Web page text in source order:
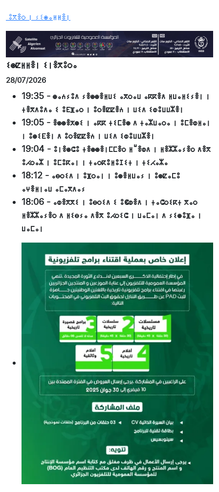
ⵓⴳⴻⵔ ⵏ ⵢⵉⵙⴰⵍⵍⴻⵏ
ⵉⵙⵇⵍⵍⴻⵏ ⵉⵏⴻⴳⵓⵔⴰ
28/07/2026
19:35 - ⵙⴰⵄⵢⵓⴷ ⵢⴻⵙⵙⴻⵍⵡⵉ ⴰⴳⵔⴰⵡ ⴰⴽⴽⴻⴷ ⵍⵡⴰⵍⵉⵢⴻⵏ ⵏ
ⵜⴻⴳⴷⵓⴷⴰ ⵉ ⵓⴹⴼⴰⵔ ⵏ ⵓⵔⴻⵇⵇⴻⵄ ⵏ ⵡⵉⴷ ⵉⵀⵓⵡⵡⵣⴻⵏ
19:05 - ⴻⵙⵙⴻⵅⵙⵉ ⵏ ⴰⴽⴽ ⵜⵉⵎⴻⵙ ⴷ ⵜⴰⵣⵡⴰⵔⴰ ⵏ ⵓⵎⴻⵀⵍⴰⵏ
ⵏ ⵓⵙⵉⴹⴻⵏ ⴷ ⵓⵔⴻⵇⵇⴻⵄ ⵏ ⵡⵉⴷ ⵉⵀⵓⵡⵡⵣⴻⵏ
19:04 - ⵓⵏⴻⵙⵛⵓ ⵜⴻⵙⵙⴻⵏⵎⵎⴻⵔ ⵍⵯⴻⵀⴷ ⵏ ⵍⴻⵣⵣⴰⵢⴻⵔ ⴷⴻⴳ
ⵓⵃⵔⴰⵣ ⵏ ⵓⵎⵓⴽⴰⵏ ⵏ ⵜⴰⵔⴽⵓⵍⵓⵊⵉⵜ ⵏ ⵜⵉⵃⴰⵣⴰ
18:12 - ⴰⴱⵔⵉⴷ ⵏ ⵓⴼⵔⴰⵏ ⵏ ⵓⵙⴻⵍⵡⴰⵢ ⵏ ⵓⵙⵇⴰⵎⵓ
ⴰⵖⴻⵍⵏⴰⵡ ⴰⵎⴰⴳⴷⴰⵢ
18:06 - ⴰⵀⴻⴳⴳⵉ ⵏ ⵓⴱⵔⵉⴷ ⵉ ⵓⵞⵀⴻⴷ ⵏ ⵜⴰⵛⵔⵉⴽⵜ ⴳⴰⵔ
ⵍⴻⵣⵣⴰⵢⴻⵔ ⴷ ⵍⵉⴱⵢⴰ ⴷⴻⴳ ⵓⵃⵔⵉⵛ ⵏ ⵡⴰⵎⴰⵏ ⴷ ⵢⵉⵙⵓⴼⴰ ⵏ
ⵡⴰⵎⴰⵏ